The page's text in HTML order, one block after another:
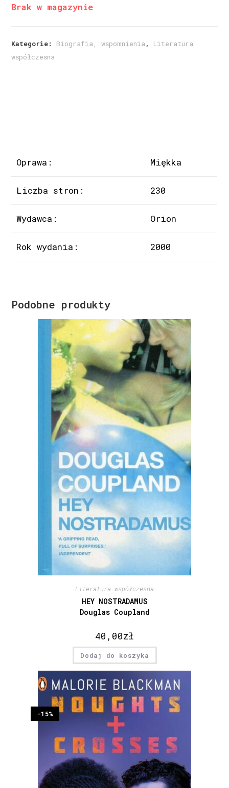
Brak w magazynie
Kategorie: Biografia, wspomnienia , Literatura
współczesna
Oprawa: Miękka
Liczba stron: 230
Wydawca: Orion
Rok wydania: 2000
Podobne produkty
Literatura współczesna
HEY NOSTRADAMUS
Douglas Coupland
40,00zł
Dodaj do koszyka
-15%